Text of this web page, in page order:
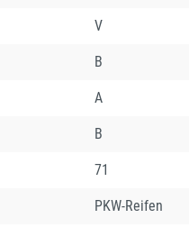
V
B
A
B
71
PKW-Reifen